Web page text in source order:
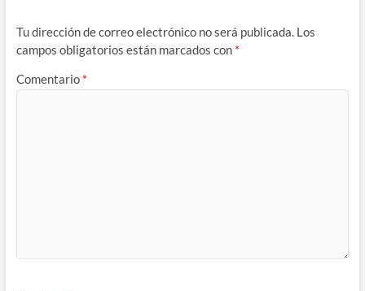
Tu dirección de correo electrónico no será publicada. Los
campos obligatorios están marcados con *
Comentario *